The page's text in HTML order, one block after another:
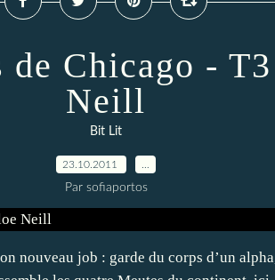
de Chicago -
Neill
Bit Lit
23.10.2011
Par sofiaportos
nouveau job : garde du corps d’un